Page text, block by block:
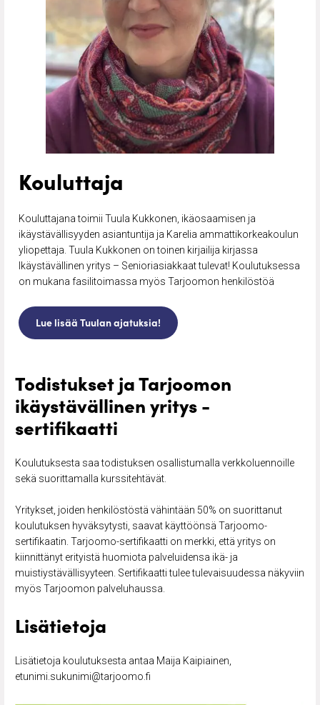
Kouluttaja
Kouluttajana toimii Tuula Kukkonen, ikäosaamisen ja
ikäystävällisyyden asiantuntija ja Karelia ammattikorkeakoulun
yliopettaja. Tuula Kukkonen on toinen kirjailija kirjassa
Ikäystävällinen yritys – Senioriasiakkaat tulevat! Koulutuksessa
on mukana fasilitoimassa myös Tarjoomon henkilöstöä
Lue lisää Tuulan ajatuksia!
Todistukset ja Tarjoomon
ikäystävällinen yritys -
sertifikaatti
Koulutuksesta saa todistuksen osallistumalla verkkoluennoille
sekä suorittamalla kurssitehtävät.
Yritykset, joiden henkilöstöstä vähintään 50% on suorittanut
koulutuksen hyväksytysti, saavat käyttöönsä Tarjoomo-
sertifikaatin. Tarjoomo-sertifikaatti on merkki, että yritys on
kiinnittänyt erityistä huomiota palveluidensa ikä- ja
muistiystävällisyyteen. Sertifikaatti tulee tulevaisuudessa näkyviin
myös Tarjoomon palveluhaussa.
Lisätietoja
Lisätietoja koulutuksesta antaa Maija Kaipiainen,
etunimi.sukunimi@tarjoomo.fi